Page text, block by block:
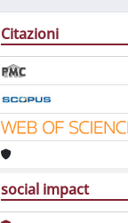
Citazioni
social impact